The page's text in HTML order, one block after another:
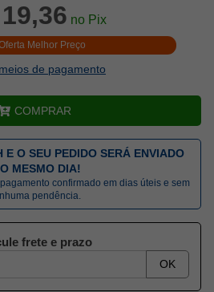
no Pix
Melhor Preço
de pagamento
COMPRAR
E O SEU PEDIDO SERÁ ENVIADO
MESMO DIA!
confirmado em dias úteis e sem
pendência.
frete e prazo
OK